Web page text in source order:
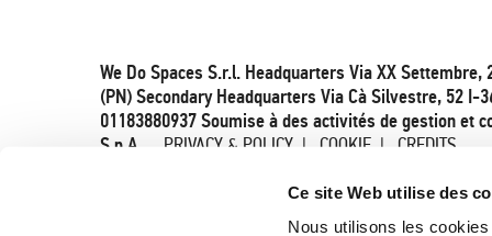
Ce site Web utilise des
Nous utilisons les
We Do Spaces S.r.l. Headquarters Via XX
(PN) Secondary Headquarters Via Cà Silvestre, 52 I-
01183880937 Soumise à des activités de gestion et
S.p.A.
PRIVACY & POLICY COOKIE CREDITS